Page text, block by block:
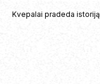
Kvepalai pradeda